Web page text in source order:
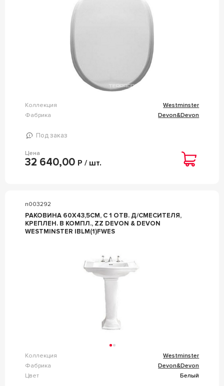
Коллекция
Westminster
Фабрика
Devon&Devon
Под заказ
Цена
32 640,00 Р / шт.
n003292
РАКОВИНА 60Х43,5СМ, С 1 ОТВ. Д/СМЕСИТЕЛЯ,
КРЕПЛЕН. В КОМПЛ., ZZ DEVON & DEVON
WESTMINSTER IBLM(1)FWES
Коллекция
Westminster
Фабрика
Devon&Devon
Цвет
Белый